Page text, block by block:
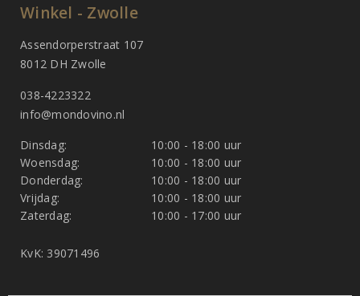
Winkel - Zwolle
Assendorperstraat 107
8012 DH Zwolle
038-4223322
info@mondovino.nl
Dinsdag:
10:00 - 18:00 uur
Woensdag:
10:00 - 18:00 uur
Donderdag:
10:00 - 18:00 uur
Vrijdag:
10:00 - 18:00 uur
Zaterdag:
10:00 - 17:00 uur
KvK: 39071496